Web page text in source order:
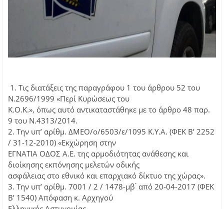
1. Τις διατάξεις της παραγράφου 1 του άρθρου 52 του
Ν.2696/1999 «Περί Κυρώσεως του
Κ.Ο.Κ.», όπως αυτό αντικαταστάθηκε με το άρθρο 48 παρ.
9 του Ν.4313/2014.
2. Την υπ’ αρίθμ. ΔΜΕΟ/ο/6503/ε/1095 Κ.Υ.Α. (ΦΕΚ Β’ 2252
/ 31-12-2010) «Εκχώρηση στην
ΕΓΝΑΤΙΑ ΟΔΟΣ Α.Ε. της αρμοδιότητας ανάθεσης και
διοίκησης εκπόνησης μελετών οδικής
ασφάλειας στο εθνικό και επαρχιακό δίκτυο της χώρας».
3. Την υπ’ αρίθμ. 7001 / 2 / 1478-μβ ́ από 20-04-2017 (ΦΕΚ
Β’ 1540) Απόφαση κ. Αρχηγού